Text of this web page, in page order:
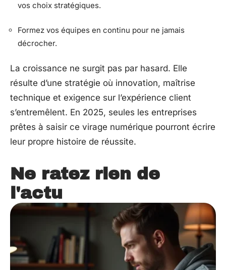
vos choix stratégiques.
Formez vos équipes en continu pour ne jamais
décrocher.
La croissance ne surgit pas par hasard. Elle
résulte d’une stratégie où innovation, maîtrise
technique et exigence sur l’expérience client
s’entremêlent. En 2025, seules les entreprises
prêtes à saisir ce virage numérique pourront écrire
leur propre histoire de réussite.
Ne ratez rien de
l'actu